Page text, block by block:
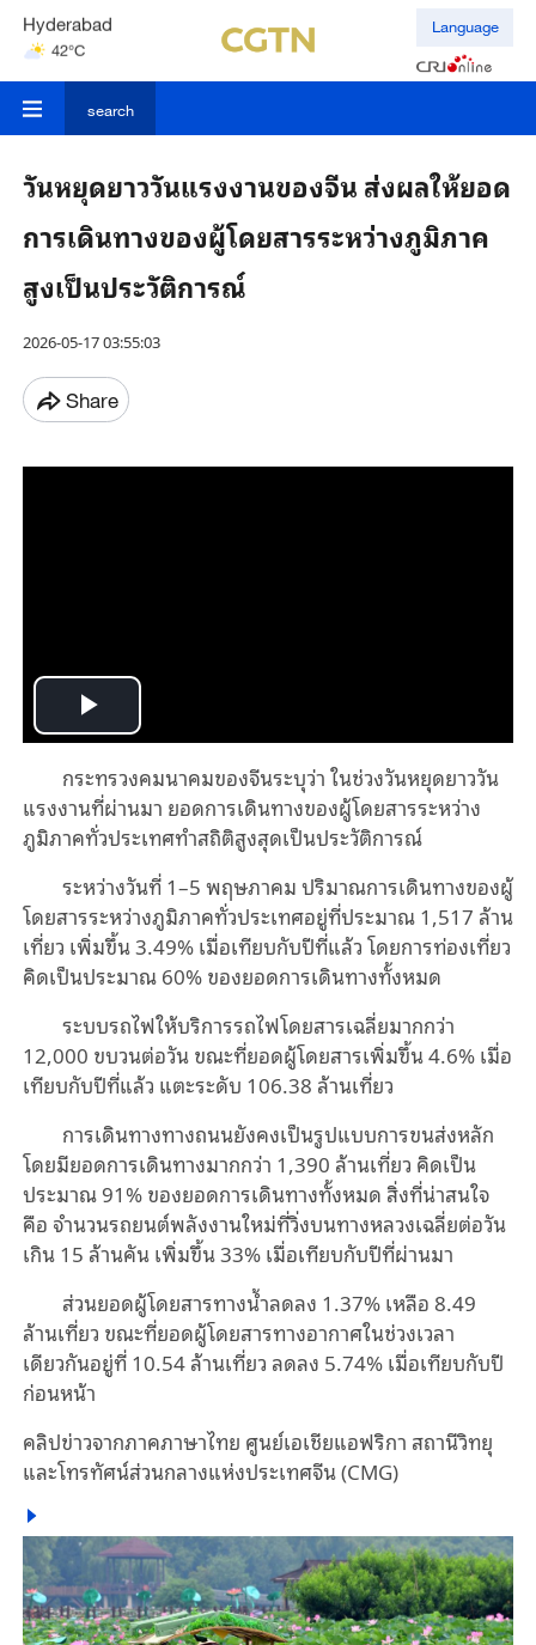
Hyderabad
42°C
Mumbai
Language
search
วันหยุดยาววันแรงงานของจีน ส่งผลให้ยอด
การเดินทางของผู้โดยสารระหว่างภูมิภาค
สูงเป็นประวัติการณ์
2026-05-17 03:55:03
Share
Play
Video
กระทรวงคมนาคมของจีนระบุว่า ในช่วงวันหยุดยาววัน
แรงงานที่ผ่านมา ยอดการเดินทางของผู้โดยสารระหว่าง
ภูมิภาคทั่วประเทศทำสถิติสูงสุดเป็นประวัติการณ์
ระหว่างวันที่ 1–5 พฤษภาคม ปริมาณการเดินทางของผู้
โดยสารระหว่างภูมิภาคทั่วประเทศอยู่ที่ประมาณ 1,517 ล้าน
เที่ยว เพิ่มขึ้น 3.49% เมื่อเทียบกับปีที่แล้ว โดยการท่องเที่ยว
คิดเป็นประมาณ 60% ของยอดการเดินทางทั้งหมด
ระบบรถไฟให้บริการรถไฟโดยสารเฉลี่ยมากกว่า
12,000 ขบวนต่อวัน ขณะที่ยอดผู้โดยสารเพิ่มขึ้น 4.6% เมื่อ
เทียบกับปีที่แล้ว แตะระดับ 106.38 ล้านเที่ยว
การเดินทางทางถนนยังคงเป็นรูปแบบการขนส่งหลัก
โดยมียอดการเดินทางมากกว่า 1,390 ล้านเที่ยว คิดเป็น
ประมาณ 91% ของยอดการเดินทางทั้งหมด สิ่งที่น่าสนใจ
คือ จำนวนรถยนต์พลังงานใหม่ที่วิ่งบนทางหลวงเฉลี่ยต่อวัน
เกิน 15 ล้านคัน เพิ่มขึ้น 33% เมื่อเทียบกับปีที่ผ่านมา
ส่วนยอดผู้โดยสารทางน้ำลดลง 1.37% เหลือ 8.49
ล้านเที่ยว ขณะที่ยอดผู้โดยสารทางอากาศในช่วงเวลา
เดียวกันอยู่ที่ 10.54 ล้านเที่ยว ลดลง 5.74% เมื่อเทียบกับปี
ก่อนหน้า
คลิปข่าวจากภาคภาษาไทย ศูนย์เอเชียแอฟริกา สถานีวิทยุ
และโทรทัศน์ส่วนกลางแห่งประเทศจีน (CMG)